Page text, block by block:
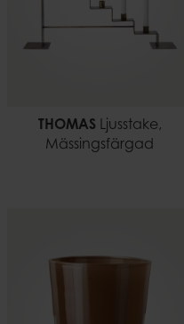
THOMASLjusstake,
Mässingsfärgad